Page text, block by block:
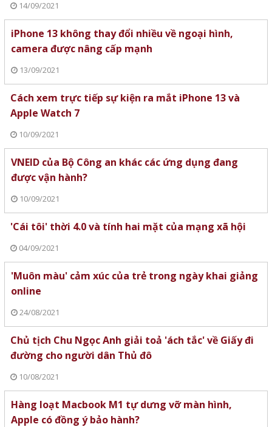
14/09/2021
iPhone 13 không thay đổi nhiều về ngoại hình,
camera được nâng cấp mạnh
13/09/2021
Cách xem trực tiếp sự kiện ra mắt iPhone 13 và
Apple Watch 7
10/09/2021
VNEID của Bộ Công an khác các ứng dụng đang
được vận hành?
10/09/2021
'Cái tôi' thời 4.0 và tính hai mặt của mạng xã hội
04/09/2021
'Muôn màu' cảm xúc của trẻ trong ngày khai giảng
online
24/08/2021
Chủ tịch Chu Ngọc Anh giải toả 'ách tắc' về Giấy đi
đường cho người dân Thủ đô
10/08/2021
Hàng loạt Macbook M1 tự dưng vỡ màn hình,
Apple có đồng ý bảo hành?